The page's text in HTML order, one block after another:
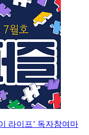
라이프’ 독자참여마